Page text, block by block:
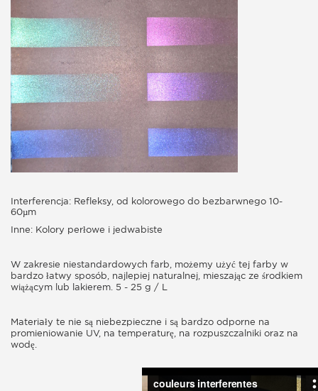
Interferencja: Refleksy, od kolorowego do bezbarwnego 10-
60µm
Inne: Kolory perłowe i jedwabiste
W zakresie niestandardowych farb, możemy użyć tej farby w
bardzo łatwy sposób, najlepiej naturalnej, mieszając ze środkiem
wiążącym lub lakierem. 5 - 25 g / L
Materiały te nie są niebezpieczne i są bardzo odporne na
promieniowanie UV, na temperaturę, na rozpuszczalniki oraz na
wodę.